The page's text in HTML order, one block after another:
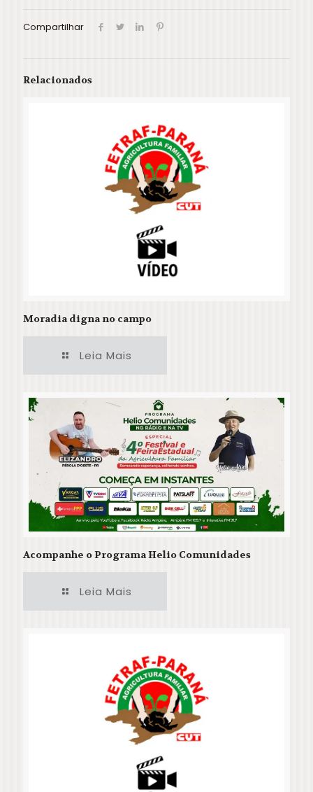
Compartilhar
Relacionados
Moradia digna no campo
Leia Mais
Acompanhe o Programa Helio Comunidades
Leia Mais